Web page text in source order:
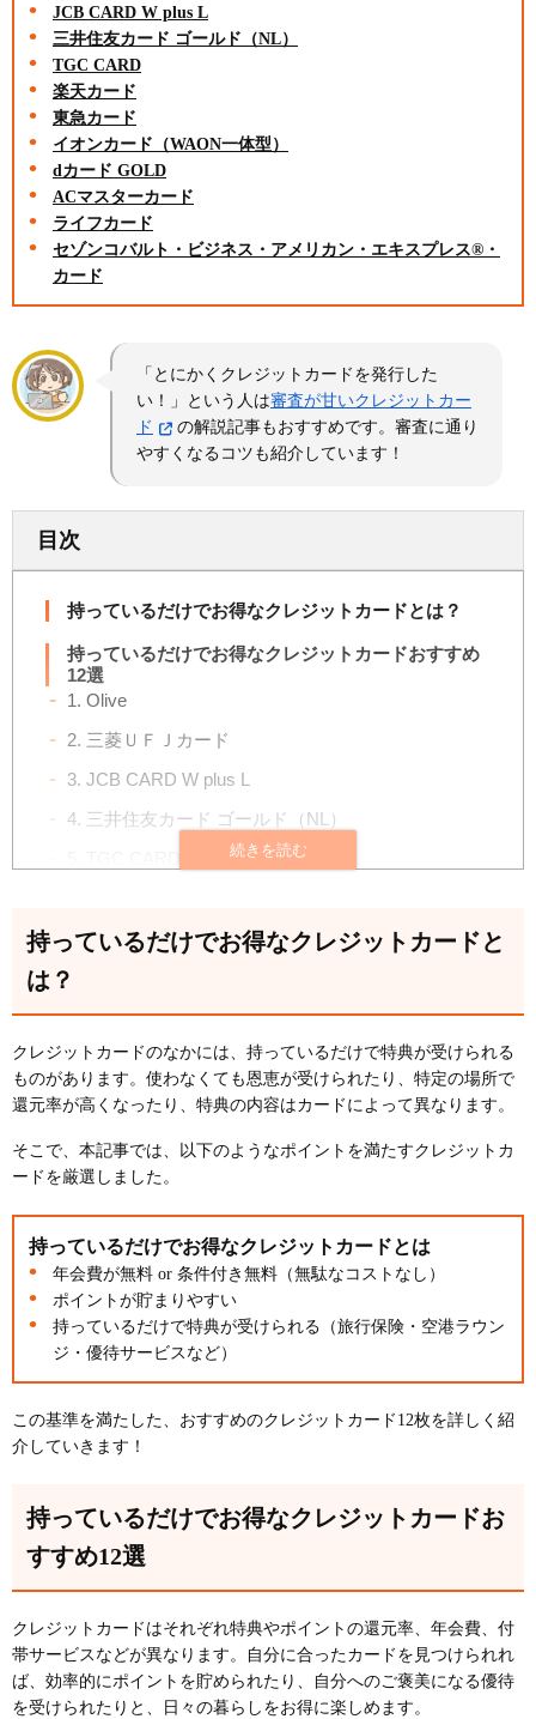
JCB CARD W plus L
三井住友カード ゴールド（NL）
TGC CARD
楽天カード
東急カード
イオンカード（WAON一体型）
dカード GOLD
ACマスターカード
ライフカード
セゾンコバルト・ビジネス・アメリカン・エキスプレス®・
カード
「とにかくクレジットカードを発行した
い！」という人は審査が甘いクレジットカー
ド
の解説記事もおすすめです。審査に通り
やすくなるコツも紹介しています！
目次
持っているだけでお得なクレジットカードとは？
持っているだけでお得なクレジットカードおすすめ
12選
1. Olive
2. 三菱ＵＦＪカード
3. JCB CARD W plus L
4. 三井住友カード ゴールド（NL）
7. 東急カード
8. イオンカード（WAON一体型）
9. dカード GOLD
10. ACマスターカード
11. ライフカード
スプレス®・カード
ト
1. 年会費で比較する
2. ポイントの還元率を確認する
3. ライフスタイルに合わせて検討する
4. 付帯する保険の内容を確認する
持つだけでお得になるクレジットカードを選ぶなら
入会キャンペーンをチェック
持っているだけでお得なクレジットカードについて
よくある質問
日本で一番使えるクレジットカードの種類は？
クレジットカードは何枚持つのが普通？
クレジットカードと現金はどっちがお得？
おすすめのクレジットカードをチェックしてお得に
買い物をしよう
持っているだけでお得なクレジットカードと
は？
クレジットカードのなかには、持っているだけで特典が受けられる
ものがあります。使わなくても恩恵が受けられたり、特定の場所で
還元率が高くなったり、特典の内容はカードによって異なります。
そこで、本記事では、以下のようなポイントを満たすクレジットカ
ードを厳選しました。
持っているだけでお得なクレジットカードとは
年会費が無料 or 条件付き無料（無駄なコストなし）
ポイントが貯まりやすい
持っているだけで特典が受けられる（旅行保険・空港ラウン
ジ・優待サービスなど）
この基準を満たした、おすすめのクレジットカード12枚を詳しく紹
介していきます！
持っているだけでお得なクレジットカードお
すすめ12選
クレジットカードはそれぞれ特典やポイントの還元率、年会費、付
帯サービスなどが異なります。自分に合ったカードを見つけられれ
ば、効率的にポイントを貯められたり、自分へのご褒美になる優待
を受けられたりと、日々の暮らしをお得に楽しめます。